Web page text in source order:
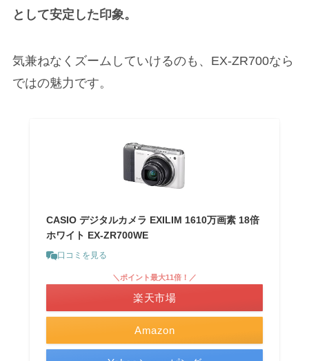
として安定した印象。
気兼ねなくズームしていけるのも、EX-ZR700なら
ではの魅力です。
CASIO デジタルカメラ EXILIM 1610万画素 18倍
ホワイト EX-ZR700WE
口コミを見る
Amazon
＼ポイント最大11倍！／
楽天市場